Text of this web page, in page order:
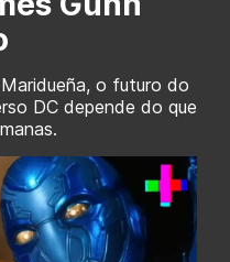
o futuro do
DC depende do que